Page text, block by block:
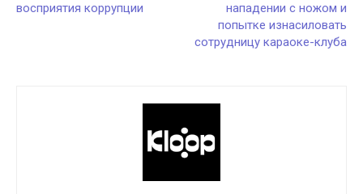
восприятия коррупции
нападении с ножом и
попытке изнасиловать
сотрудницу караоке-клуба